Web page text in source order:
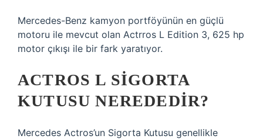
Mercedes-Benz kamyon portföyünün en güçlü
motoru ile mevcut olan Actrros L Edition 3, 625 hp
motor çıkışı ile bir fark yaratıyor.
ACTROS L SIGORTA
KUTUSU NEREDEDIR?
Mercedes Actros’un Sigorta Kutusu genellikle